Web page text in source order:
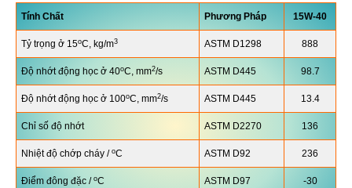
Tính Chất Phương Pháp 15W-40
Tỷ trọng ở 15oC, kg/m3 ASTM D1298 888
Độ nhớt động học ở 40oC, mm2/s ASTM D445 98.7
Độ nhớt động học ở 100oC, mm2/s ASTM D445 13.4
Chỉ số độ nhớt ASTM D2270 136
Nhiệt độ chớp cháy / oC ASTM D92 236
Điểm đông đặc / oC ASTM D97 -30